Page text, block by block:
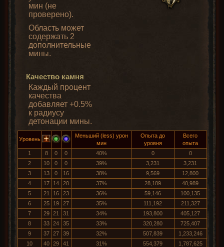
мин (не
проверено).
Область может
содержать 2
дополнительные
мины.
Качество камня
Каждый процент
качества
добавляет +0.5%
к радиусу
детонации мины.
Уровень
Меньший (less) урон
мин
Опыта до
уровня
Всего
опыта
1
8 0 0 40% 0
0
2
10 0 0 39% 3,231
3,231
3
13 0 16 38% 9,569
12,800
4
17 14 20 37% 28,189
40,989
5
21 16 23 36% 59,146
100,135
6
25 19 27 35% 111,192
211,327
7
29 21 31 34% 193,800
405,127
8
33 24 35 33% 320,280
725,407
9
37 27 39 32% 507,839
1,233,246
10
40 29 41 31% 554,379
1,787,625